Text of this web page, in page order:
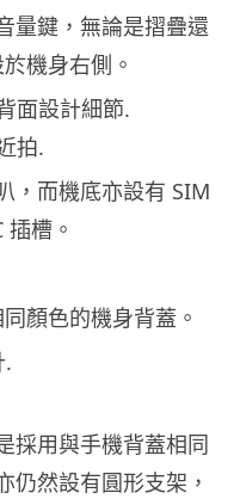
量鍵，無論是摺疊還
機身右側。
，而機底亦設有 SIM
插槽。
顏色的機身背蓋。
採用與手機背蓋相同
仍然設有圓形支架，